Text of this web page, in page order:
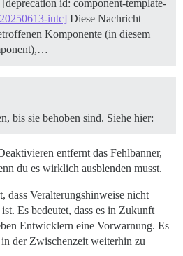
id: component-template-
iutc] Diese Nachricht
Komponente (in diesem
bis sie behoben sind. Siehe hier:
entfernt das Fehlbanner,
du es wirklich ausblenden musst.
dass Veralterungshinweise nicht
Es bedeutet, dass es in Zukunft
Entwicklern eine Vorwarnung. Es
der Zwischenzeit weiterhin zu